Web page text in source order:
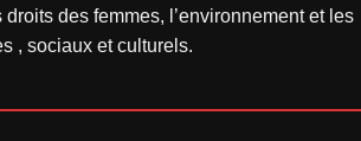
droits des femmes, l’environnement et les
, sociaux et culturels.